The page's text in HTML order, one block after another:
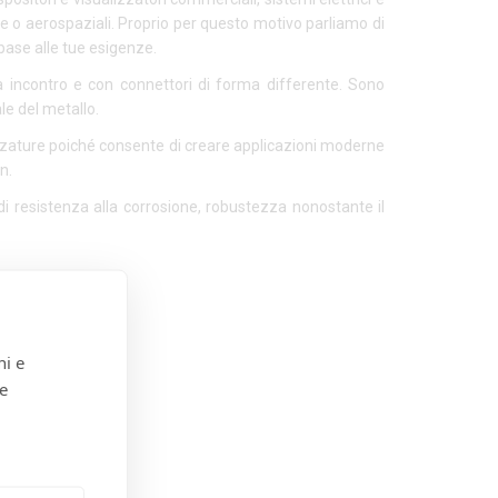
e
aerospaziali. Proprio per questo motivo parliamo di
alle tue esigenze.
incontro e con connettori di forma differente. Sono
del metallo.
poiché consente di creare applicazioni moderne
resistenza alla corrosione, robustezza nonostante il